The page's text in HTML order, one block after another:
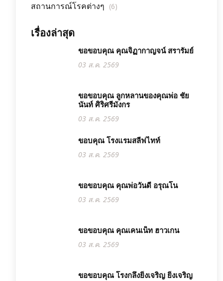
สถานการณ์โรคต่างๆ (6)
เรื่องล่าสุด
ขอขอบคุณ คุณจิฏากาญจน์ สรารัมย์
03 ส.ค. 2569
ขอขอบคุณ ลูกหลานของคุณพ่อ ชัย
นันท์ ศิริศรีมังกร
03 ส.ค. 2569
ขอบคุณ โรงแรมสลีฟไทท์
03 ส.ค. 2569
ขอขอบคุณ คุณพ่อวันดี อรุณโน
03 ส.ค. 2569
ขอขอบคุณ คุณเคนเน็ท ฮาวเกน
03 ส.ค. 2569
ขอขอบคุณ โรงกลึงยิ่งเจริญ ยิ่งเจริญ